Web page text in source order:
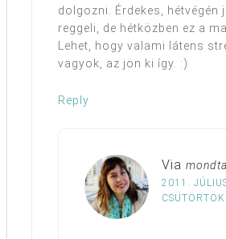
dolgozni. Érdekes, hétvégén
reggeli, de hétközben ez a
Lehet, hogy valami látens
vagyok, az jön ki így. :)
Reply
Via mondta
2011.